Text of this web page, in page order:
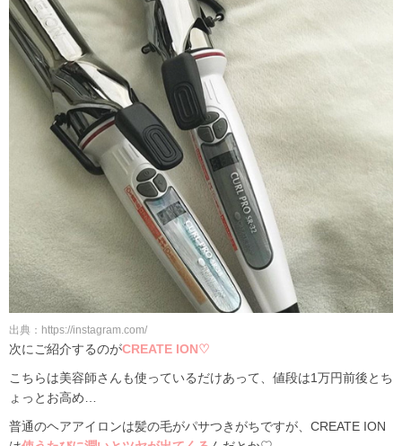
出典：https://instagram.com/
次にご紹介するのがCREATE ION♡
こちらは美容師さんも使っているだけあって、値段は1万円前後とち
ょっとお高め…
普通のヘアアイロンは髪の毛がパサつきがちですが、CREATE ION